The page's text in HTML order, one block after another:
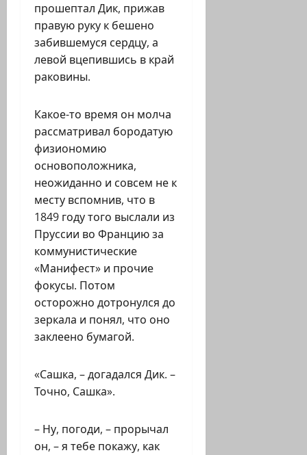
прошептал Дик, прижав
правую руку к бешено
забившемуся сердцу, а
левой вцепившись в край
раковины.
Какое-то время он молча
рассматривал бородатую
физиономию
основоположника,
неожиданно и совсем не к
месту вспомнив, что в
1849 году того выслали из
Пруссии во Францию за
коммунистические
«Манифест» и прочие
фокусы. Потом
осторожно дотронулся до
зеркала и понял, что оно
заклеено бумагой.
«Сашка, – догадался Дик. –
Точно, Сашка».
– Ну, погоди, – прорычал
он, – я тебе покажу, как